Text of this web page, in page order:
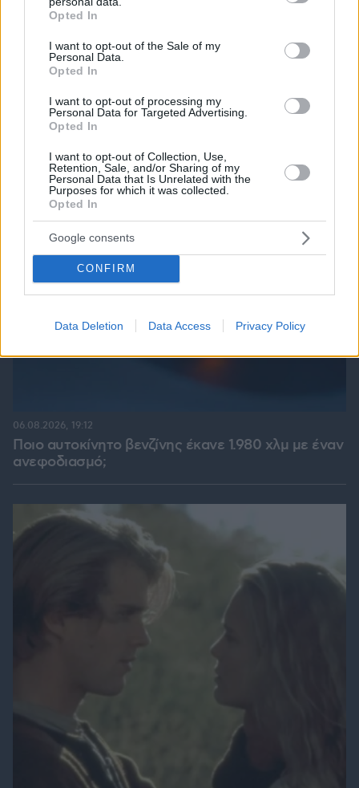
grant or deny consent to Google and its third-party tags to
use your data for below specified purposes in below Google
consent section.
Opted In
I want to opt-out of the Sale of my
Personal Data.
Opted In
I want to opt-out of processing my
Personal Data for Targeted Advertising.
Opted In
I want to opt-out of Collection, Use,
Retention, Sale, and/or Sharing of my
Personal Data that Is Unrelated with the
Purposes for which it was collected.
Opted In
Google consents
CONFIRM
Data Deletion Data Access Privacy Policy
καλύτερο έλεγχο του σακχάρου – Το ένα μειώνει
Ποιο αυτοκίνητο βενζίνης έκανε 1.980 χλμ με έναν
ανεφοδιασμό;
06.08.2026, 19:12